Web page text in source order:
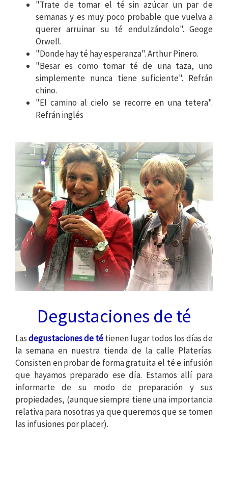
"Trate de tomar el té sin azúcar un par de
semanas y es muy poco probable que vuelva a
querer arruinar su té endulzándolo". Geoge
Orwell.
"Donde hay té hay esperanza". Arthur Pinero.
"Besar es como tomar té de una taza, uno
simplemente nunca tiene suficiente". Refrán
chino.
"El camino al cielo se recorre en una tetera".
Refrán inglés
Degustaciones de té
Lasdegustaciones de tétienen lugar todos los días de
la semana en nuestra tienda de la calle Platerías.
Consisten en probar de forma gratuita el té e infusión
que hayamos preparado ese día. Estamos allí para
informarte de su modo de preparación y sus
propiedades, (aunque siempre tiene una importancia
relativa para nosotras ya que queremos que se tomen
las infusiones por placer).